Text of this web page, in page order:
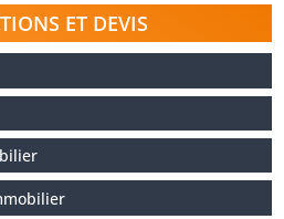
ET DEVIS